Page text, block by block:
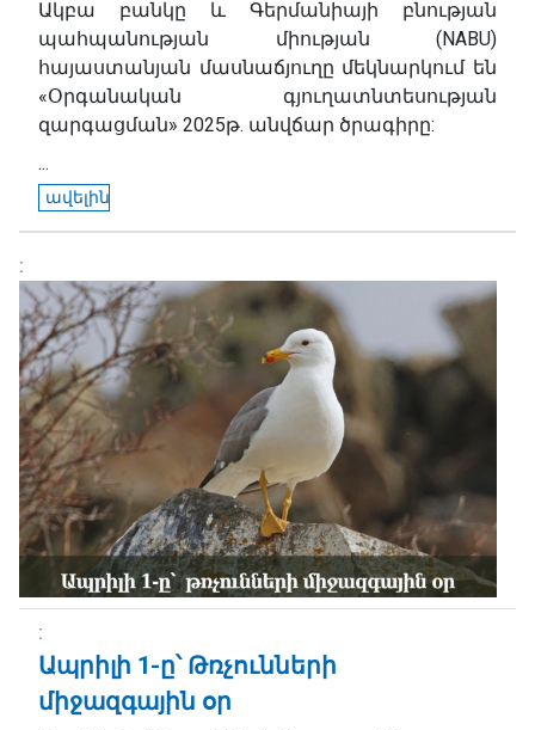
Ակբա բանկը և Գերմանիայի բնության
պահպանության միության (NABU)
հայաստանյան մասնաճյուղը մեկնարկում են
«Օրգանական գյուղատնտեսության
զարգացման» 2025թ. անվճար ծրագիրը:
...
ավելին
Ապրիլի 1-ը՝ Թռչունների
միջազգային օր